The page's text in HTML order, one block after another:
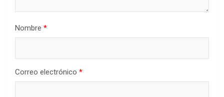
Nombre *
Correo electrónico *